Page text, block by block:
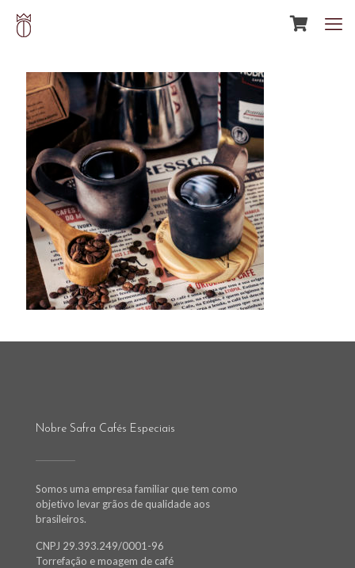
Nobre Safra Cafés Especiais
Somos uma empresa familiar que tem como
objetivo levar grãos de qualidade aos
brasileiros.
CNPJ 29.393.249/0001-96
Torrefação e moagem de café